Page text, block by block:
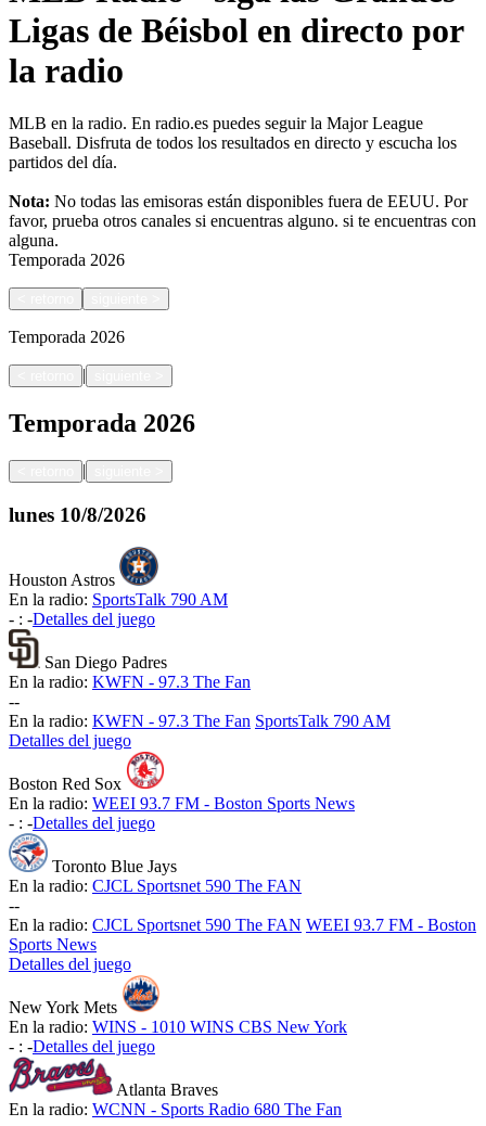
Ligas de Béisbol en directo por
la radio
MLB en la radio. En radio.es puedes seguir la Major League
Baseball. Disfruta de todos los resultados en directo y escucha los
partidos del día.
Nota: No todas las emisoras están disponibles fuera de EEUU. Por
favor, prueba otros canales si encuentras alguno. si te encuentras con
alguna.
Temporada 2026
Temporada 2026
|
Temporada 2026
|
lunes 10/8/2026
Houston Astros
En la radio: SportsTalk 790 AM
- : -Detalles del juego
San Diego Padres
En la radio: KWFN - 97.3 The Fan
--
En la radio: KWFN - 97.3 The Fan SportsTalk 790 AM
Detalles del juego
Boston Red Sox
En la radio: WEEI 93.7 FM - Boston Sports News
- : -Detalles del juego
Toronto Blue Jays
En la radio: CJCL Sportsnet 590 The FAN
--
En la radio: CJCL Sportsnet 590 The FAN WEEI 93.7 FM - Boston
Sports News
Detalles del juego
New York Mets
En la radio: WINS - 1010 WINS CBS New York
- : -Detalles del juego
Atlanta Braves
En la radio: WCNN - Sports Radio 680 The Fan